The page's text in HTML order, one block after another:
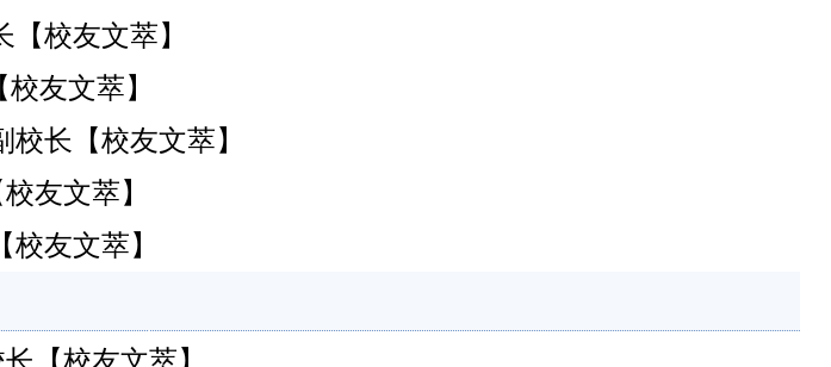
校友文萃】
友文萃】
长【校友文萃】
友文萃】
友文萃】